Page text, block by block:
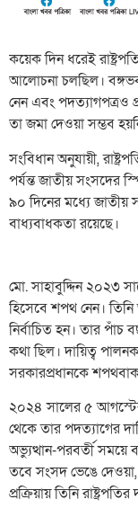
কয়েক দিন ধরেই
আলোচনা চলছিল। বঙ্গভবন
নেন এবং পদত্যাগপত্রও
তা জমা দেওয়া সম্ভব
সংবিধান অনুযায়ী,
পর্যন্ত জাতীয় সংসদের
৯০ দিনের মধ্যে জাতীয়
বাধ্যবাধকতা রয়েছে।
মো. সাহাবুদ্দিন ২০২৩
হিসেবে শপথ নেন। তিনি
নির্বাচিত হন। তার পাঁচ
কথা ছিল। দায়িত্ব
সরকারপ্রধানকে
২০২৪ সালের ৫
থেকে তার পদত্যাগের
অভ্যুত্থান-পরবর্তী সময়ে
তবে সংসদ ভেঙে দেওয়া,
প্রক্রিয়ায় তিনি